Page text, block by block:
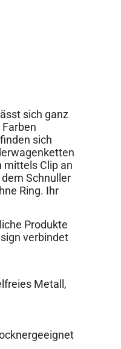
sich ganz
sich
mittels Clip an
Schnuller
Ring. Ihr
Produkte
verbindet
Metall,